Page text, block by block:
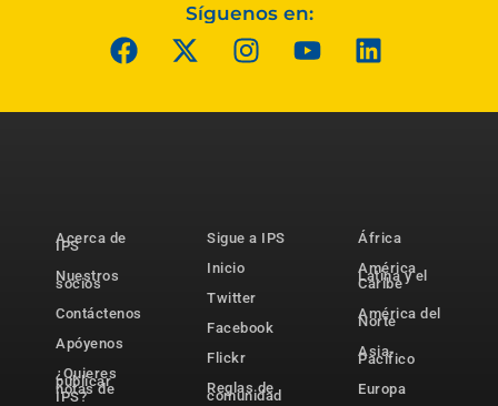
Síguenos en:
Acerca de
IPS
Nuestros
socios
Contáctenos
Apóyenos
¿Quieres
publicar
notas de
IPS?
Sigue a IPS
Inicio
Twitter
Facebook
Flickr
Reglas de
comunidad
África
América
Latina y el
Caribe
América del
Norte
Asia-
Pacífico
Europa